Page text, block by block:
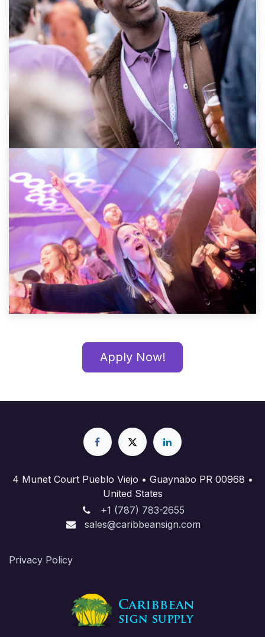
Apply Now!
4 Munet Court Pueblo Viejo • Guaynabo PR 00968 •
United States
+1 (787) 783-2655
sales@caribbeansign.com
Priva​cy Policy